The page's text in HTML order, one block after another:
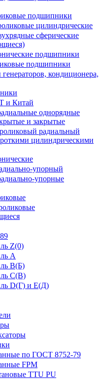
подшипники
цилиндрические
сферические
подшипники
подшипники
кондиционера,
и Китай
однорядные
и закрытые
радиальный
цилиндрическими
упорный
упорные
Z(0)
А
В(Б)
С(В)
D(Г) и E(Д)
по ГОСТ 8752-79
FPM
TTU PU